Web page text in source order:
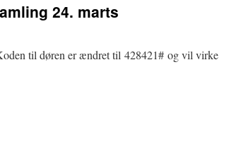
24. marts
til døren er ændret til 428421# og vil virke